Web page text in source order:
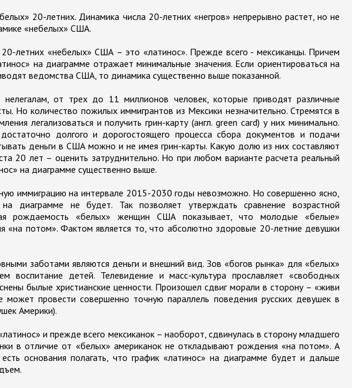
20-летних. Динамика числа 20-летних «негров» непрерывно растет, но не
«небелых» США.
летних «небелых» США – это «латинос». Прежде всего - мексиканцы. Причем
на диаграмме отражает минимальные значения. Если ориентироваться на
ведомства США, то динамика существенно выше показанной.
от трех до 11 миллионов человек, которые приводят различные
Но количество пожилых иммигрантов из Мексики незначительно. Стремятся в
легализоваться и получить грин-карту (англ. green card) у них минимально.
долгого и дорогостоящего процесса сбора документов и подачи
деньги в США можно и не имея грин-карты. Какую долю из них составляют
20 лет – оценить затруднительно. Но при любом варианте расчета реальный
на диаграмме существенно выше.
иммиграцию на интервале 2015-2030 годы невозможно. Но совершенно ясно,
диаграмме не будет. Так позволяет утверждать сравнение возрастной
рождаемость «белых» женщин США показывает, что молодые «белые»
«на потом». Фактом является то, что абсолютно здоровые 20-летние девушки
заботами являются деньги и внешний вид. Зов «богов рынка» для «белых»
воспитание детей. Телевидение и масс-культура прославляет «свободных
былые христианские ценности. Произошел сдвиг морали в сторону – «живи
может провести совершенно точную параллель поведения русских девушек в
Америки).
и прежде всего мексиканок – наоборот, сдвинулась в сторону младшего
в отличие от «белых» американок не откладывают рождения «на потом». А
основания полагать, что график «латинос» на диаграмме будет и дальше